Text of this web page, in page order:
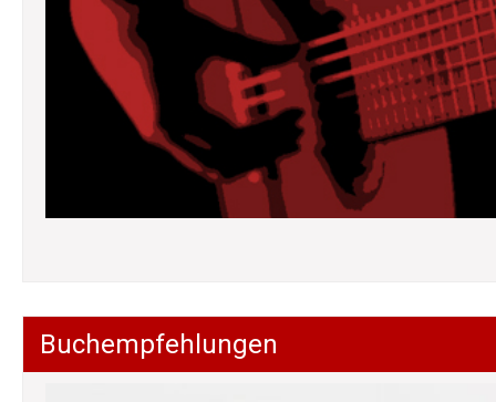
Buchempfehlungen